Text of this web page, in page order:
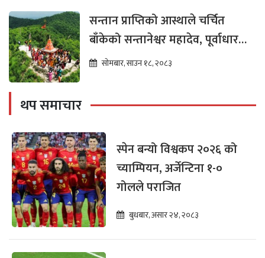
सन्तान प्राप्तिको आस्थाले चर्चित
बाँकेको सन्तानेश्वर महादेव, पूर्वाधार
विकासको पर्खाइमा
सोमबार, साउन १८, २०८३
थप समाचार
स्पेन बन्यो विश्वकप २०२६ को
च्याम्पियन, अर्जेन्टिना १-०
गोलले पराजित
बुधबार, असार २४, २०८३